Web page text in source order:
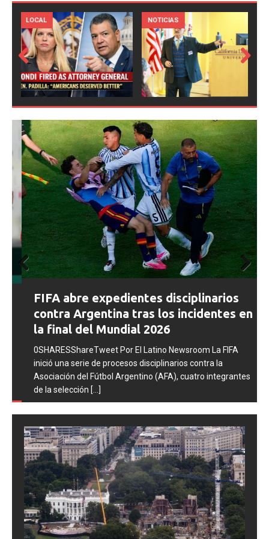
LOCAL NOTICIAS
Prev
ious
FIFA abre expedientes disciplinarios
contra Argentina tras los incidentes en
la final del Mundial 2026
0SHARESShareTweet Por El Latino Newsroom La FIFA
inició una serie de procesos disciplinarios contra la
Asociación del Fútbol Argentino (AFA), cuatro integrantes
de la selección[...]
Prev